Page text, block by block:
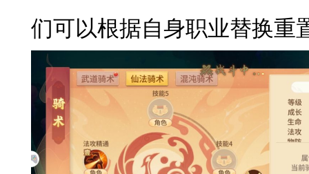
们可以根据自身职业替换重